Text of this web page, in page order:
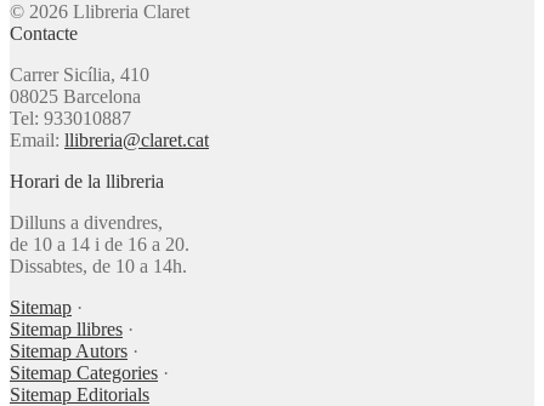
© 2026 Llibreria Claret
Contacte
Carrer Sicília, 410
08025 Barcelona
Tel: 933010887
Email: llibreria@claret.cat
Horari de la llibreria
Dilluns a divendres,
de 10 a 14 i de 16 a 20.
Dissabtes, de 10 a 14h.
Sitemap ·
Sitemap llibres ·
Sitemap Autors ·
Sitemap Categories ·
Sitemap Editorials